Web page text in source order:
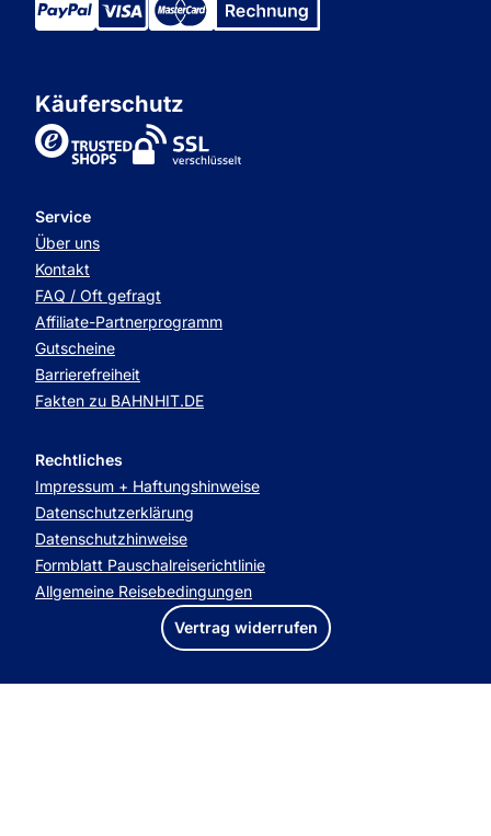
Käuferschutz
TrustedShops
Service
Über uns
Kontakt
FAQ / Oft gefragt
Affiliate-Partnerprogramm
Gutscheine
Barrierefreiheit
Fakten zu BAHNHIT.DE
Rechtliches
Impressum + Haftungshinweise
Datenschutzerklärung
Datenschutzhinweise
Formblatt Pauschalreiserichtlinie
Allgemeine Reisebedingungen
Vertrag widerrufen